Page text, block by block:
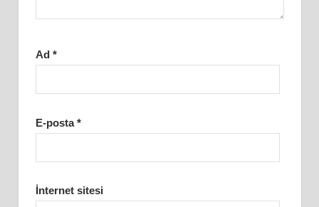
Ad *
E-posta*
İnternet sitesi